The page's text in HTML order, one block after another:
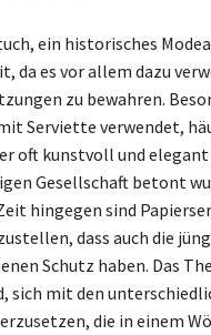
ein historisches
da es vor allem dazu
zu bewahren.
Serviette verwendet,
oft kunstvoll und
Gesellschaft betont
hingegen sind
dass auch die
Schutz haben. Das
sich mit den
die in einem